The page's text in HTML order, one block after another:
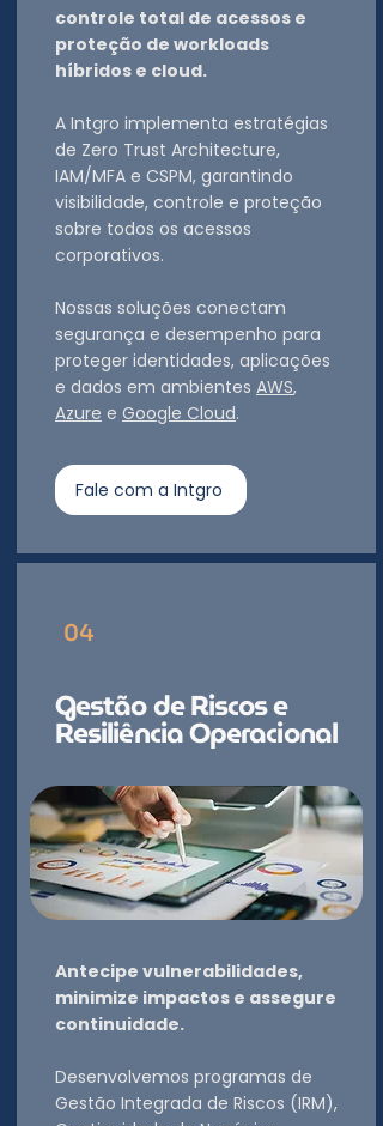
controle total de acessos e
proteção de workloads
híbridos e cloud.
A Intgro implementa estratégias
de Zero Trust Architecture,
IAM/MFA e CSPM, garantindo
visibilidade, controle e proteção
sobre todos os acessos
corporativos.
Nossas soluções conectam
segurança e desempenho para
proteger identidades, aplicações
e dados em ambientes AWS,
Azure e Google Cloud.
Fale com a Intgro
04
Gestão de Riscos e
Resiliência Operacional
Antecipe vulnerabilidades,
minimize impactos e assegure
continuidade.
Desenvolvemos programas de
Gestão Integrada de Riscos (IRM),